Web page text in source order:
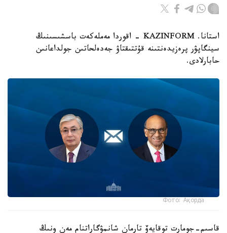
استانا. KAZINFORM - اقوردا مەملەكەت باسشىسىنىڭ
سينگاپۋر پرەزيدەنتىنە قۇتتىقتاۋ جەدەلحاتىن جولداعانىن
حابارلادى.
Фото: Ақорда
قاسىم-جومارت توقايەۆ تارمان شانمۋگاراتنام مەن ونىڭ